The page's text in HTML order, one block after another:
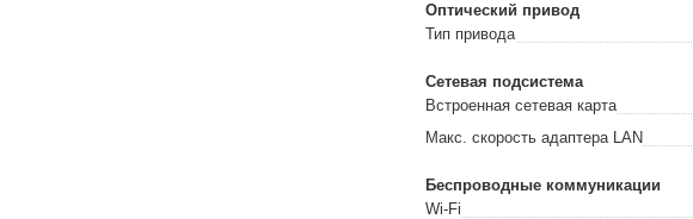
Оптический привод
Тип привода
Сетевая подсистема
Встроенная сетевая карта
Макс. скорость адаптера LAN
Беспроводные коммуникации
Wi-Fi